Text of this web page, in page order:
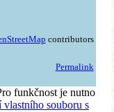
contributors
Permalink
funkčnost je nutno
vlastního souboru s